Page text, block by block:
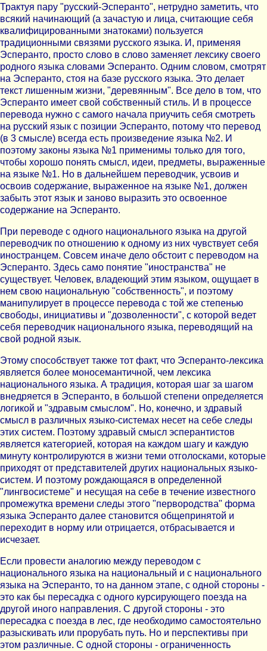
Трактуя пару "русский-Эсперанто", нетрудно заметить, что
всякий начинающий (а зачастую и лица, считающие себя
квалифицированными знатоками) пользуется
традиционными связями русского языка. И, применяя
Эсперанто, просто слово в слово заменяет лексику своего
родного языка словами Эсперанто. Одним словом, смотрят
на Эсперанто, стоя на базе русского языка. Это делает
текст лишенным жизни, "деревянным". Все дело в том, что
Эсперанто имеет свой собственный стиль. И в процессе
перевода нужно с самого начала приучить себя смотреть
на русский язык с позиции Эсперанто, потому что перевод
(в 3 смысле) всегда есть произведение языка №2. И
поэтому законы языка №1 применимы только для того,
чтобы хорошо понять смысл, идеи, предметы, выраженные
на языке №1. Но в дальнейшем переводчик, усвоив и
освоив содержание, выраженное на языке №1, должен
забыть этот язык и заново выразить это освоенное
содержание на Эсперанто.
При переводе с одного национального языка на другой
переводчик по отношению к одному из них чувствует себя
иностранцем. Совсем иначе дело обстоит с переводом на
Эсперанто. Здесь само понятие "иностранства" не
существует. Человек, владеющий этим языком, ощущает в
нем свою национальную "собственность", и поэтому
манипулирует в процессе перевода с той же степенью
свободы, инициативы и "дозволенности", с которой ведет
себя переводчик национального языка, переводящий на
свой родной язык.
Этому способствует также тот факт, что Эсперанто-лексика
является более моносемантичной, чем лексика
национального языка. А традиция, которая шаг за шагом
внедряется в Эсперанто, в большой степени определяется
логикой и "здравым смыслом". Но, конечно, и здравый
смысл в различных языко-системах несет на себе следы
этих систем. Поэтому здравый смысл эсперантистов
является категорией, которая на каждом шагу и каждую
минуту контролируются в жизни теми отголосками, которые
приходят от представителей других национальных языко-
систем. И поэтому рождающаяся в определенной
"лингвосистеме" и несущая на себе в течение известного
промежутка времени следы этого "первородства" форма
языка Эсперанто далее становится общепринятой и
переходит в норму или отрицается, отбрасывается и
исчезает.
Если провести аналогию между переводом с
национального языка на национальный и с национального
языка на Эсперанто, то на данном этапе, с одной стороны -
это как бы пересадка с одного курсирующего поезда на
другой иного направления. С другой стороны - это
пересадка с поезда в лес, где необходимо самостоятельно
разыскивать или прорубать путь. Но и перспективы при
этом различные. С одной стороны - ограниченность